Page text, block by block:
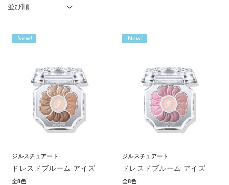
並び順
ジルスチュアート
ドレスドブルーム アイズ
全8色
ジルスチュアート
ドレスドブルーム アイズ
全8色